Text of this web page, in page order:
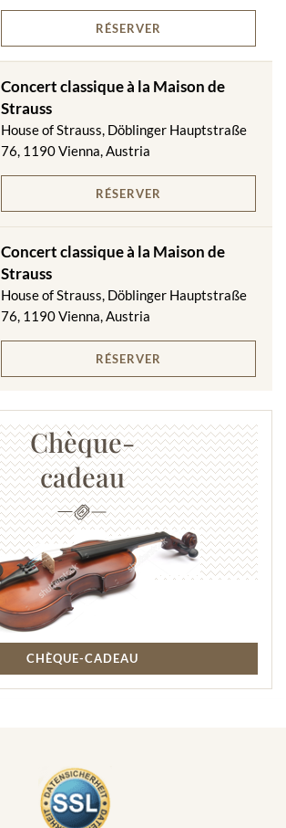
RÉSERVER
Concert classique à la Maison de
Strauss
House of Strauss, Döblinger Hauptstraße
76, 1190 Vienna, Austria
RÉSERVER
Concert classique à la Maison de
Strauss
House of Strauss, Döblinger Hauptstraße
76, 1190 Vienna, Austria
RÉSERVER
Chèque-
cadeau
CHÈQUE-CADEAU